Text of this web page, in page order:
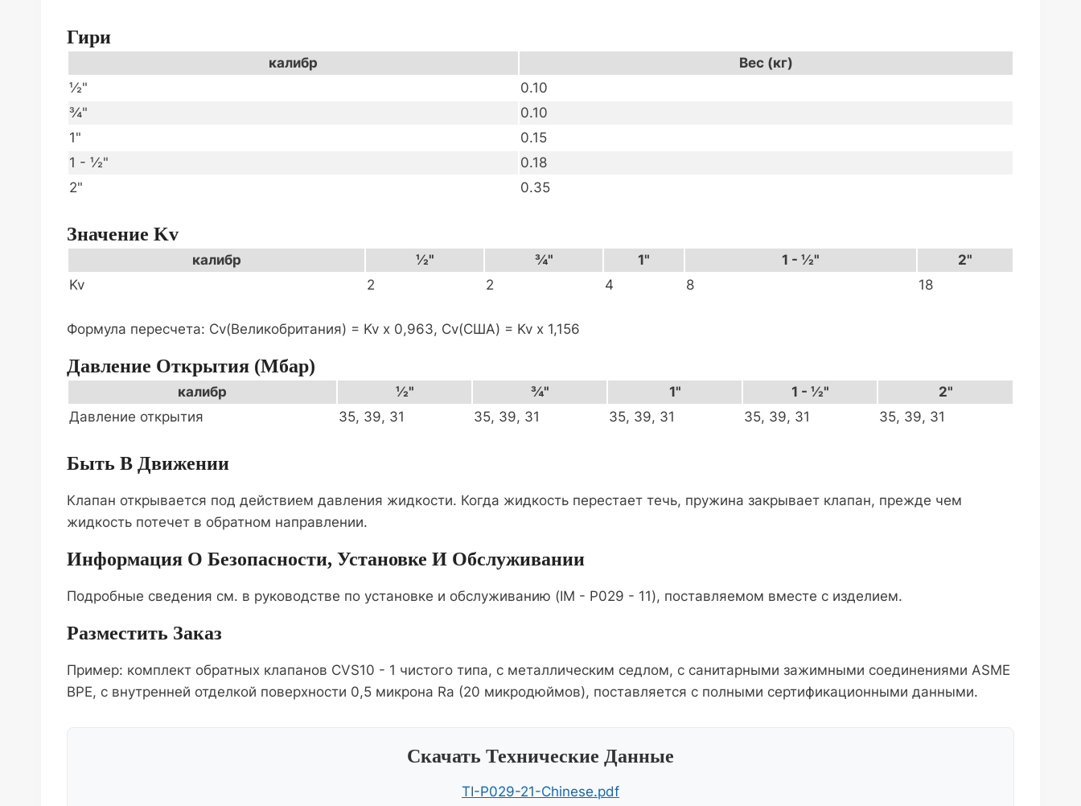
Гири
калибр
Вес (кг)
½"
0.10
¾"
0.10
1"
0.15
1 - ½"
0.18
2"
0.35
Значение Kv
калибр ½" ¾" 1" 1 - ½"
2"
Kv
2 2 4 8 18
Формула пересчета: Cv(Великобритания) = Kv x 0,963, Cv(США) = Kv x 1,156
Давление Открытия (мбар)
калибр ½" ¾" 1" 1 - ½"
2"
Давление открытия
35, 39, 31 35, 39, 31 35, 39, 31 35, 39, 31 35, 39, 31
Быть В Движении
Клапан открывается под действием давления жидкости. Когда жидкость перестает течь, пружина закрывает клапан, прежде чем
жидкость потечет в обратном направлении.
Информация О Безопасности, Установке И Обслуживании
Подробные сведения см. в руководстве по установке и обслуживанию (IM - P029 - 11), поставляемом вместе с изделием.
Разместить Заказ
Пример: комплект обратных клапанов CVS10 - 1 чистого типа, с металлическим седлом, с санитарными зажимными соединениями ASME
BPE, с внутренней отделкой поверхности 0,5 микрона Ra (20 микродюймов), поставляется с полными сертификационными данными.
Скачать Технические Данные
TI-P029-21-Chinese.pdf